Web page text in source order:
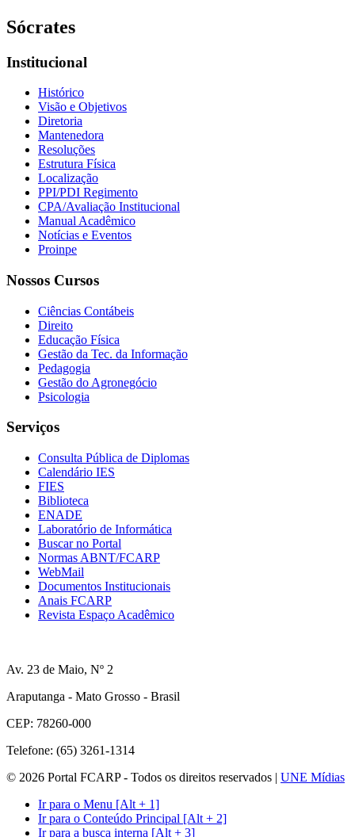
Sócrates
Institucional
Histórico
Visão e Objetivos
Diretoria
Mantenedora
Resoluções
Estrutura Física
Localização
PPI/PDI Regimento
CPA/Avaliação Institucional
Manual Acadêmico
Notícias e Eventos
Proinpe
Nossos Cursos
Ciências Contábeis
Direito
Educação Física
Gestão da Tec. da Informação
Pedagogia
Gestão do Agronegócio
Psicologia
Serviços
Consulta Pública de Diplomas
Calendário IES
FIES
Biblioteca
ENADE
Laboratório de Informática
Buscar no Portal
Normas ABNT/FCARP
WebMail
Documentos Institucionais
Anais FCARP
Revista Espaço Acadêmico
Av. 23 de Maio, Nº 2
Araputanga - Mato Grosso - Brasil
CEP: 78260-000
Telefone: (65) 3261-1314
© 2026 Portal FCARP - Todos os direitos reservados | UNE Mídias
Ir para o Menu [Alt + 1]
Ir para o Conteúdo Principal [Alt + 2]
Ir para a busca interna [Alt + 3]